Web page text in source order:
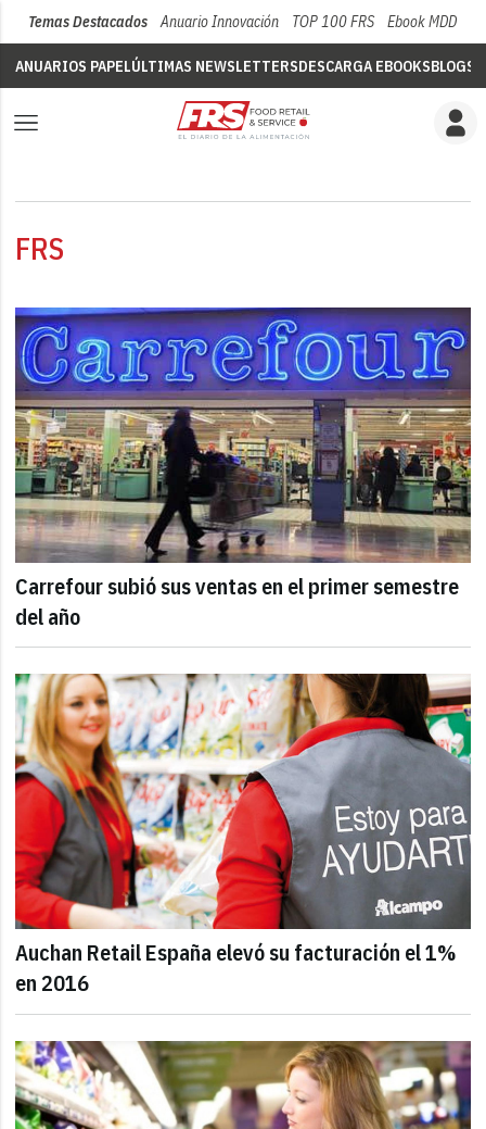
Temas Destacados Anuario Innovación TOP 100 FRS Ebook MDD
ANUARIOS PAPELÚLTIMAS NEWSLETTERSDESCARGA EBOOKSBLOGS
FRS
Carrefour subió sus ventas en el primer semestre
del año
Auchan Retail España elevó su facturación el 1%
en 2016